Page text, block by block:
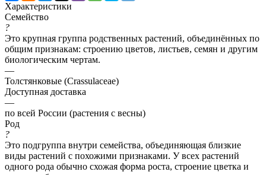
Характеристики
Семейство
?
Это крупная группа родственных растений, объединённых по
общим признакам: строению цветов, листьев, семян и другим
биологическим чертам.
—
Толстянковые (Crassulaceae)
Доступная доставка
—
по всей России (растения с весны)
Род
?
Это подгруппа внутри семейства, объединяющая близкие
виды растений с похожими признаками. У всех растений
одного рода обычно схожая форма роста, строение цветка и